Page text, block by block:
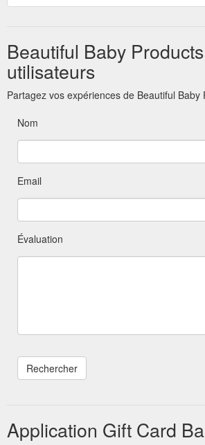
Beautiful Baby
utilisateurs
Partagez vos expériences de Beautiful Baby
Nom
Email
Évaluation
Application Gift Card